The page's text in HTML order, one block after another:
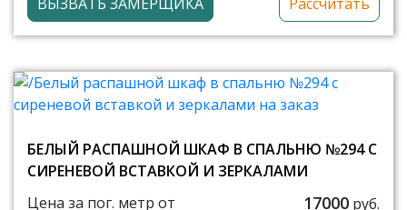
БЕЛЫЙ РАСПАШНОЙ ШКАФ В СПАЛЬНЮ №294 С
СИРЕНЕВОЙ ВСТАВКОЙ И ЗЕРКАЛАМИ
Цена за пог. метр от
17000 руб.